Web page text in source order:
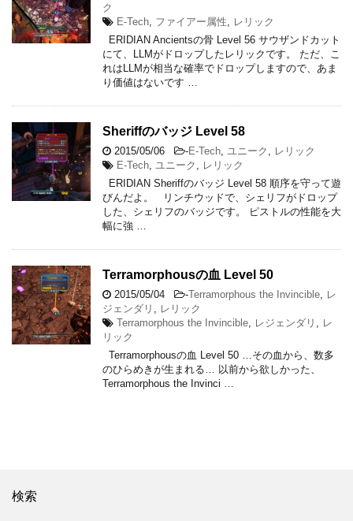
ク
E-Tech ファイアー属性
レリック
ERIDIAN Ancientsの骨 Level 56 サウザンドカット
にて、LLMがドロップしたレリックです。 ただ、こ
れはLLMが相当な確率でドロップしますので、あま
り価値はないです …
Sheriffのバッジ Level 58
2015/05/06 -E-Tech ユニーク
レリック
E-Tech
ユニーク
レリック
ERIDIAN Sheriffのバッジ Level 58 順序を守って遊
びんだよ。 リンチウッドで、シェリフがドロップ
した、シェリフのバッジです。 ピストルの性能を大
幅に強 …
Terramorphousの血 Level 50
2015/05/04 -Terramorphous the Invincible
レ
ジェンダリ
レリック
Terramorphous the Invincible
レジェンダリ
レ
リック
Terramorphousの血 Level 50 …その血から、数多
のひらめきが生まれる… 以前から欲しかった、
Terramorphous the Invinci …
検索